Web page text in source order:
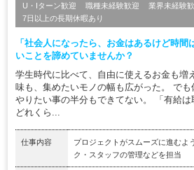
U・Iターン歓迎 職種未経験歓迎 業界未経験
7日以上の長期休暇あり
「社会人になったら、お金はあるけど時間
いことを諦めていませんか？
学生時代に比べて、自由に使えるお金も増
味も、集めたいモノの幅も広がった。 でも
やりたい事の半分もできてない。 「有給
どれくら...
仕事内容
プロジェクトがスムーズに進むよ
ク・スタッフの管理などを担当